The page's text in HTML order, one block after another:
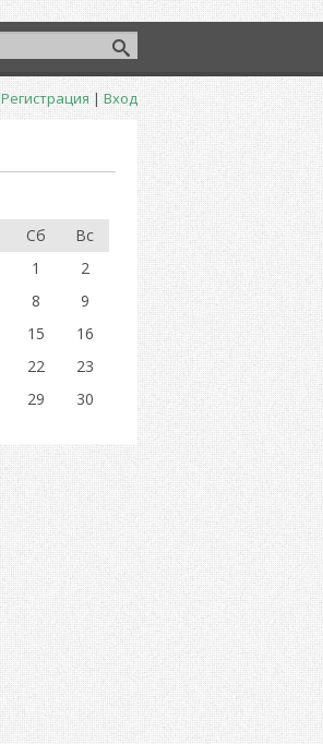
Регистрация|Вход
Сб
Вс
1
2
8
9
15
16
22
23
29 30